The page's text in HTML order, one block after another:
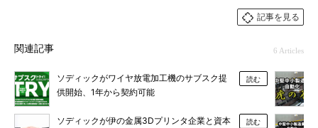
記事を見る
関連記事 6 Articles
ソディックがワイヤ放電加工機のサブスク提
供開始、1年から契約可能
読む
ソディックが伊の金属3Dプリンタ企業と資本
読む